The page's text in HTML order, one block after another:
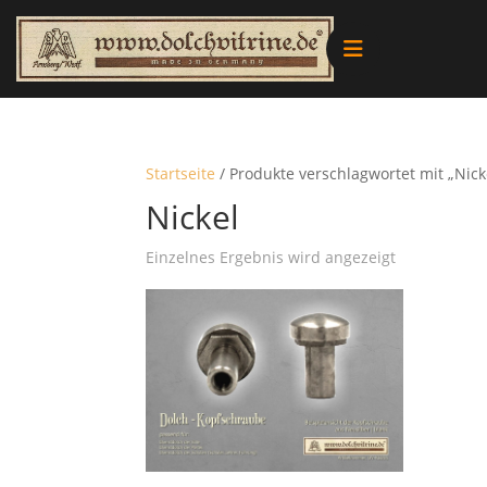
Alle Produkte
Vitrinen
Ersatzteile
Literatur
Merchandise
Aktionen
Startseite / Produkte verschlagwortet mit
Nickel
Einzelnes Ergebnis wird angezeigt